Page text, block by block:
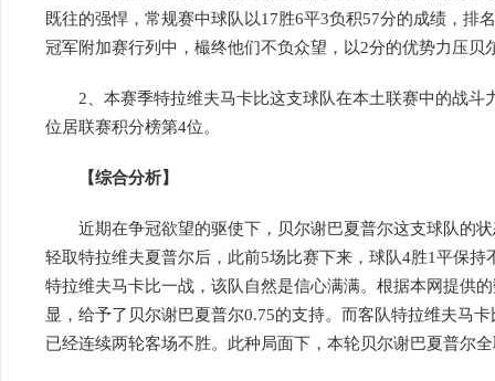
既往的强悍，常规赛中球队以17胜6平3负积57分的成绩，排
冠军附加赛行列中，樶终他们不负众望，以2分的优势力压贝
2、本赛季特拉维夫马卡比这支球队在本土联赛中的战斗
位居联赛积分榜第4位。
【综合分析】
近期在争冠欲望的驱使下，贝尔谢巴夏普尔这支球队的状
轻取特拉维夫夏普尔后，此前5场比赛下来，球队4胜1平保
特拉维夫马卡比一战，该队自然是信心满满。根据本网提供
显，给予了贝尔谢巴夏普尔0.75的支持。而客队特拉维夫马
已经连续两轮客场不胜。此种局面下，本轮贝尔谢巴夏普尔